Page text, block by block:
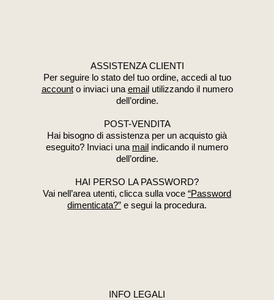
ASSISTENZA CLIENTI
Per seguire lo stato del tuo ordine, accedi al tuo
accounto inviaci una emailutilizzando il numero
dell’ordine.
POST-VENDITA
Hai bisogno di assistenza per un acquisto già
eseguito? Inviaci una mail indicando il numero
dell’ordine.
HAI PERSO LA PASSWORD?
Vai nell’area utenti, clicca sulla voce “Password
dimenticata?” e segui la procedura.
INFO LEGALI